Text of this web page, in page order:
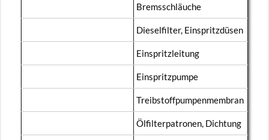
Brems­schläu­che
Die­sel­fil­ter, Ein­spritz­dü­sen
Ein­spritz­lei­tung
Ein­spritz­pum­pe
Treib­stoff­pum­pen­mem­bran
Öl­fil­ter­pa­tro­nen, Dich­tung